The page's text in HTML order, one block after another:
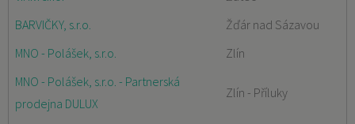
BARVIČKY, s.r.o.
Žďár nad Sázavou
MNO - Polášek, s.r.o.
Zlín
MNO - Polášek, s.r.o. - Partnerská
prodejna DULUX
Zlín - Příluky